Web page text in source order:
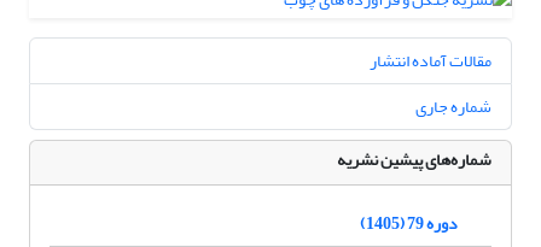
مقالات آماده انتشار
شماره جاری
شماره‌های پیشین نشریه
دوره 79 (1405)